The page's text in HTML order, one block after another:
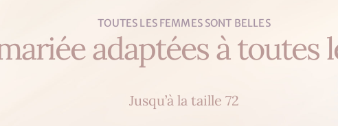
TOUTES LES FEMMES SONT BELLES
adaptées à toutes
Jusqu’à la taille 72